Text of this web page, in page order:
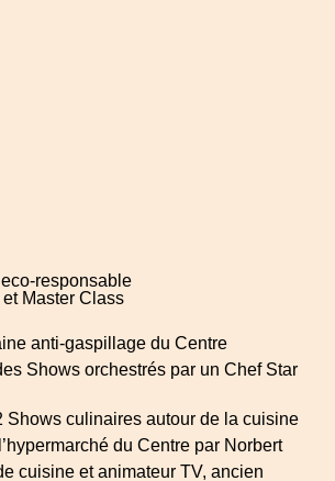
responsable
Master Class
anti-gaspillage du Centre
Shows orchestrés par un Chef Star
Shows culinaires autour de la cuisine
du Centre par Norbert
cuisine et animateur TV, ancien